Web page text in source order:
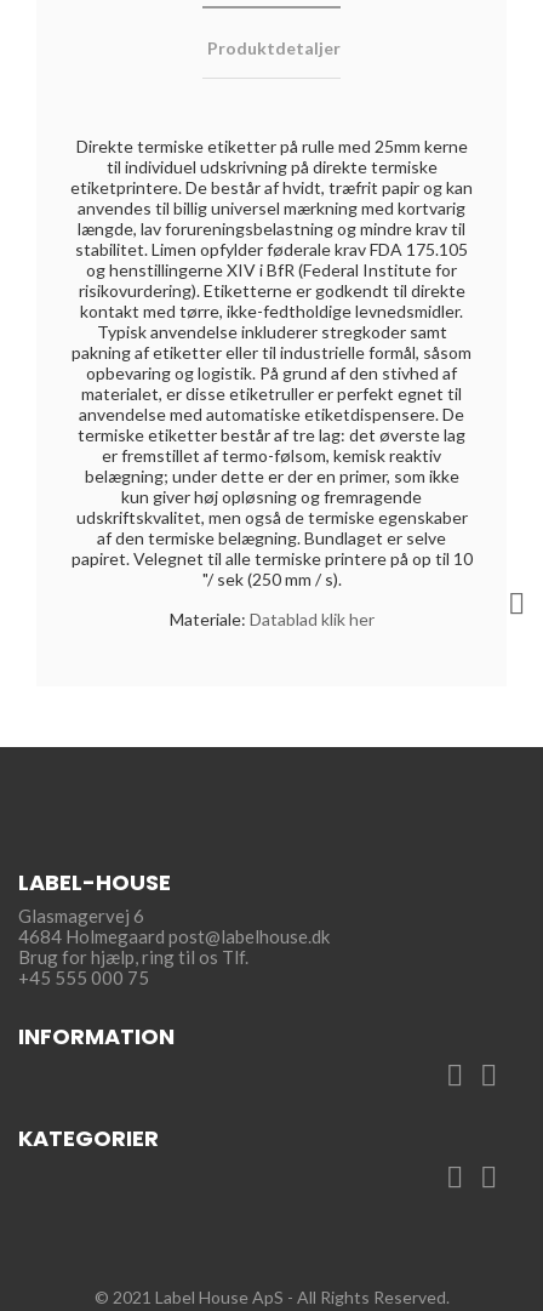
Produktdetaljer
Direkte termiske etiketter på rulle med 25mm kerne
til individuel udskrivning på direkte termiske
etiketprintere. De består af hvidt, træfrit papir og kan
anvendes til billig universel mærkning med kortvarig
længde, lav forureningsbelastning og mindre krav til
stabilitet. Limen opfylder føderale krav FDA 175.105
og henstillingerne XIV i BfR (Federal Institute for
risikovurdering). Etiketterne er godkendt til direkte
kontakt med tørre, ikke-fedtholdige levnedsmidler.
Typisk anvendelse inkluderer stregkoder samt
pakning af etiketter eller til industrielle formål, såsom
opbevaring og logistik. På grund af den stivhed af
materialet, er disse etiketruller er perfekt egnet til
anvendelse med automatiske etiketdispensere. De
termiske etiketter består af tre lag: det øverste lag
er fremstillet af termo-følsom, kemisk reaktiv
belægning; under dette er der en primer, som ikke
kun giver høj opløsning og fremragende
udskriftskvalitet, men også de termiske egenskaber
af den termiske belægning. Bundlaget er selve
papiret. Velegnet til alle termiske printere på op til 10
"/ sek (250 mm / s).
Materiale: Datablad klik her
LABEL-HOUSE
Glasmagervej 6
4684 Holmegaard post@labelhouse.dk
Brug for hjælp,ring til os Tlf.
+45 555 000 75
INFORMATION
 
KATEGORIER
 
© 2021 Label House ApS - All Rights Reserved.
